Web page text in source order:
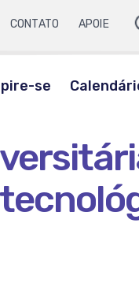
CONTATO APOIE
se